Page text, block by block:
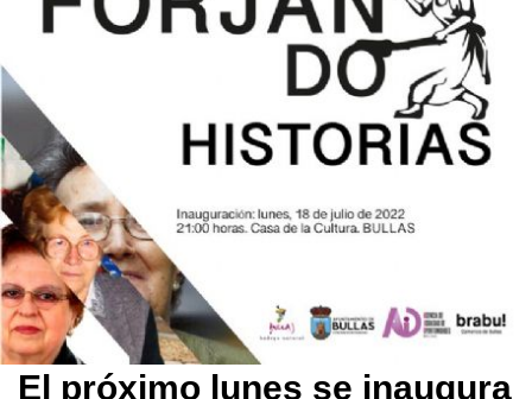
El próximo lunes se inaugura